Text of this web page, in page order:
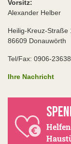
Vorsitz:
Alexander Helber
Heilig-Kreuz-Straße
86609 Donauwörth
Tel/Fax: 0906-23638
Ihre Nachricht